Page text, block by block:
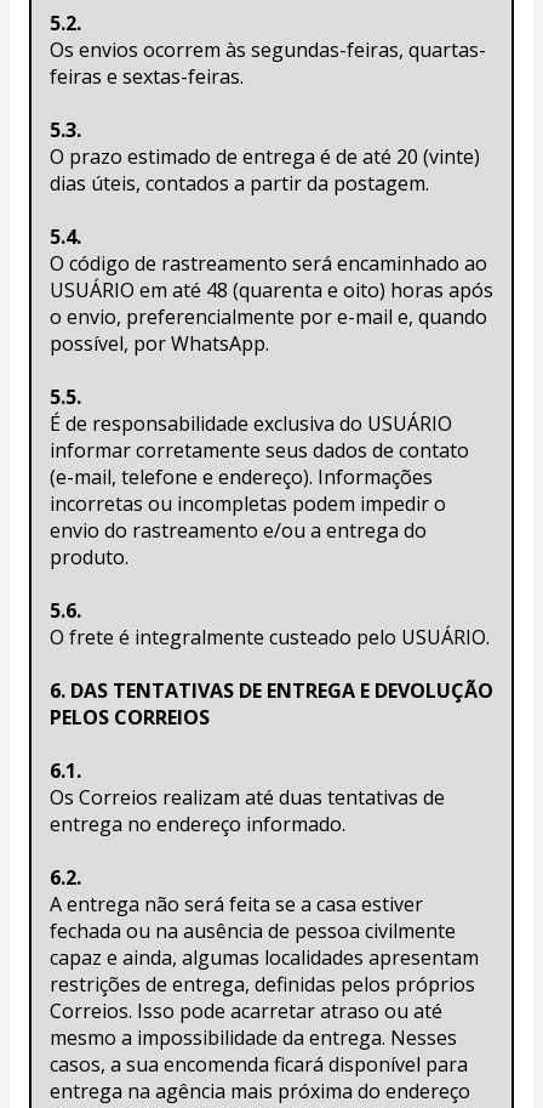
5.2.
Os envios ocorrem às segundas-feiras, quartas-
feiras e sextas-feiras.
5.3.
O prazo estimado de entrega é de até 20 (vinte)
dias úteis, contados a partir da postagem.
5.4.
O código de rastreamento será encaminhado ao
USUÁRIO em até 48 (quarenta e oito) horas após
o envio, preferencialmente por e-mail e, quando
possível, por WhatsApp.
5.5.
É de responsabilidade exclusiva do USUÁRIO
informar corretamente seus dados de contato
(e-mail, telefone e endereço). Informações
incorretas ou incompletas podem impedir o
envio do rastreamento e/ou a entrega do
produto.
5.6.
O frete é integralmente custeado pelo USUÁRIO.
6. DAS TENTATIVAS DE ENTREGA E DEVOLUÇÃO
PELOS CORREIOS
6.1.
Os Correios realizam até duas tentativas de
entrega no endereço informado.
6.2.
A entrega não será feita se a casa estiver
fechada ou na ausência de pessoa civilmente
capaz e ainda, algumas localidades apresentam
restrições de entrega, definidas pelos próprios
Correios. Isso pode acarretar atraso ou até
mesmo a impossibilidade da entrega. Nesses
casos, a sua encomenda ficará disponível para
entrega na agência mais próxima do endereço